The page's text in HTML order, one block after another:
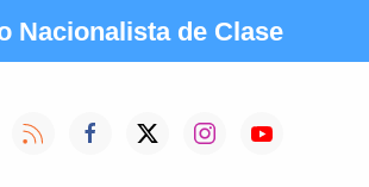
Nacionalista de Clase